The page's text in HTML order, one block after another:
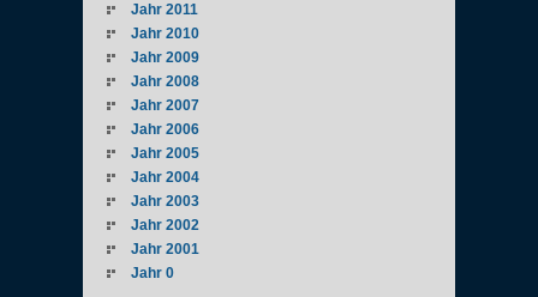
Jahr 2011
Jahr 2010
Jahr 2009
Jahr 2008
Jahr 2007
Jahr 2006
Jahr 2005
Jahr 2004
Jahr 2003
Jahr 2002
Jahr 2001
Jahr 0